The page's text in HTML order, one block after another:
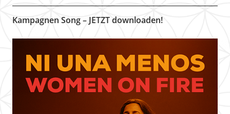
Kampagnen Song – JETZT downloaden!